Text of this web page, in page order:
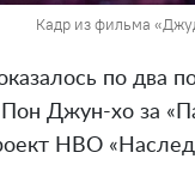
Кадр из фильма
по два
Джун-хо за
HBO